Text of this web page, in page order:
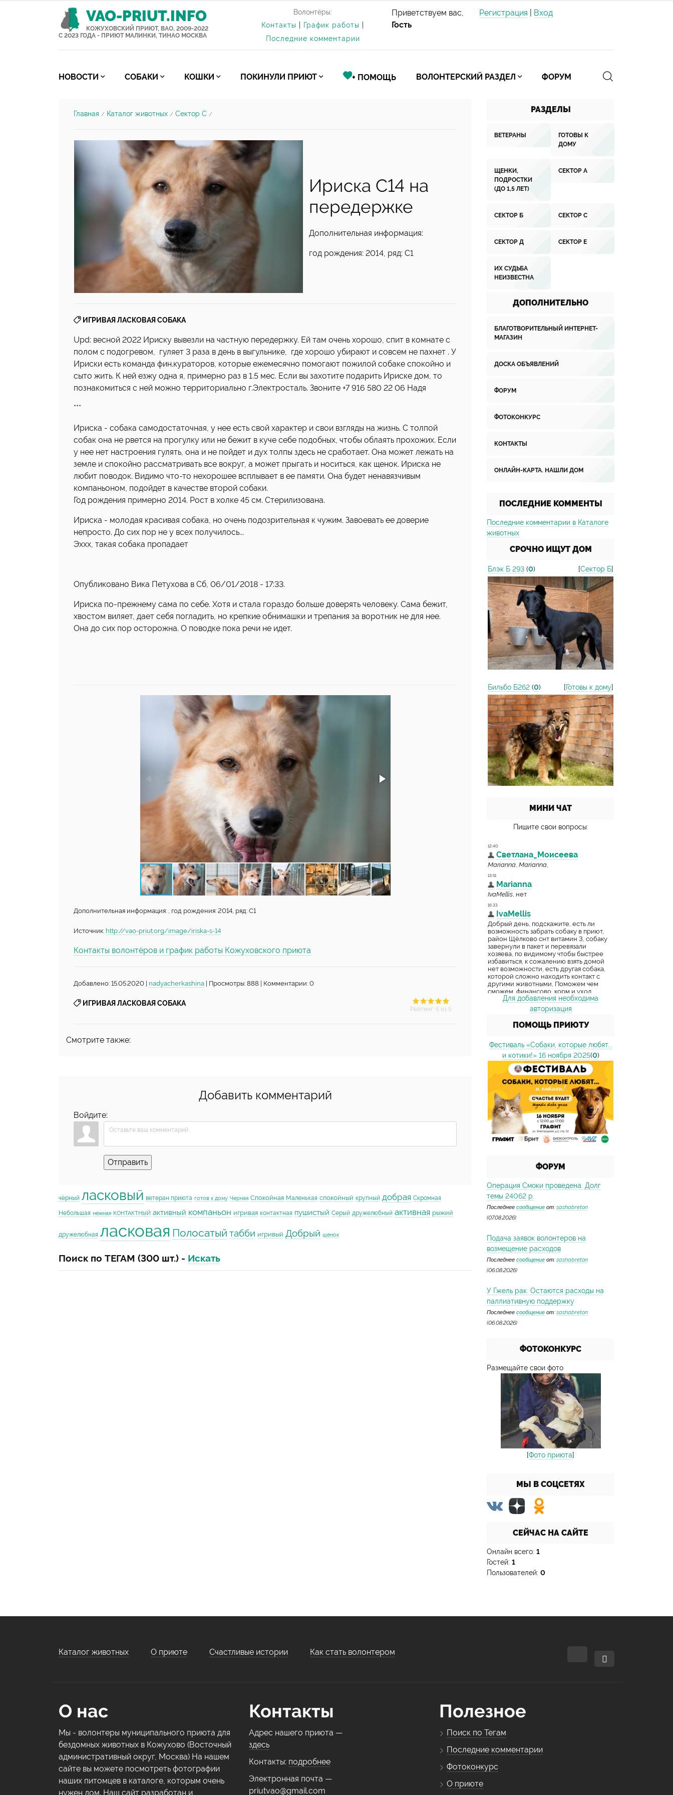
VAO-PRIUT.INFO
КОЖУХОВСКИЙ ПРИЮТ, ВАО, 2009-2022
С 2023 ГОДА - ПРИЮТ МАЛИНКИ, ТИНАО МОСКВА
Волонтёры:
Контакты
График работы
Последние комментарии
Приветствуем вас,
Гость
Регистрация Вход
НОВОСТИ СОБАКИ КОШКИ ПОКИНУЛИ ПРИЮТ + ПОМОЩЬ ВОЛОНТЕРСКИЙ РАЗДЕЛ ФОРУМ
Главная / Каталог животных / Сектор С /
Ириска С14 на
передержке
Дополнительная информация:
год рождения: 2014, ряд: С1
ИГРИВАЯ ЛАСКОВАЯ СОБАКА
Upd: весной 2022 Ириску вывезли на частную передержку. Ей там очень хорошо, спит в комнате с
полом с подогревом, гуляет 3 раза в день в выгульнике, где хорошо убирают и совсем не пахнет . У
Ириски есть команда фин.кураторов, которые ежемесячно помогают пожилой собаке спокойно и
сыто жить. К ней езжу одна я, примерно раз в 1.5 мес. Если вы захотите подарить Ириске дом, то
познакомиться с ней можно территориально г.Электросталь. Звоните +7 916 580 22 06 Надя
***
Ириска - собака самодостаточная, у нее есть свой характер и свои взгляды на жизнь. С толпой
собак она не рвется на прогулку или не бежит в куче себе подобных, чтобы облаять прохожих. Если
у нее нет настроения гулять, она и не пойдет и дух толпы здесь не сработает. Она может лежать на
земле и спокойно рассматривать все вокруг, а может прыгать и носиться, как щенок. Ириска не
любит поводок. Видимо что-то нехорошее всплывает в ее памяти. Она будет ненавязчивым
компаньоном, подойдет в качестве второй собаки.
Год рождения примерно 2014. Рост в холке 45 см. Стерилизована.
Ириска - молодая красивая собака, но очень подозрительная к чужим. Завоевать ее доверие
непросто. До сих пор не у всех получилось...
Эххх, такая собака пропадает
Опубликовано Вика Петухова в Сб, 06/01/2018 - 17:33.
Ириска по-прежнему сама по себе. Хотя и стала гораздо больше доверять человеку. Сама бежит,
хвостом виляет, дает себя погладить, но крепкие обнимашки и трепания за воротник не для нее.
Она до сих пор осторожна. О поводке пока речи не идет.
Дополнительная информация: , год рождения: 2014, ряд: С1
Источник: http://vao-priut.org/image/iriska-s-14
Контакты волонтёров и график работы Кожуховского приюта
Добавлено: 15.05.2020 | nadyacherkashina | Просмотры: 888 | Комментарии: 0
ИГРИВАЯ ЛАСКОВАЯ СОБАКА
Рейтинг 5 из 5
Смотрите также:
Добавить комментарий
Войдите:
Отправить
чёрный ласковый ветеран приюта готов к дому Черная Спокойная Маленькая спокойный крупный добрая Скромная
Небольшая нежная КОНТАКТНЫЙ активный компаньон игривая контактная пушистый Серый дружелюбный активная рыжий
дружелюбная ласковая Полосатый табби игривый Добрый щенок
Поиск по ТЕГАМ (300 шт.) - Искать
РАЗДЕЛЫ
ВЕТЕРАНЫ
ГОТОВЫ К
ДОМУ
ЩЕНКИ,
ПОДРОСТКИ
(ДО 1,5 ЛЕТ)
СЕКТОР А
СЕКТОР Б СЕКТОР С
СЕКТОР Д СЕКТОР Е
ИХ СУДЬБА
НЕИЗВЕСТНА
ДОПОЛНИТЕЛЬНО
БЛАГОТВОРИТЕЛЬНЫЙ ИНТЕРНЕТ-
МАГАЗИН
ДОСКА ОБЪЯВЛЕНИЙ
ФОРУМ
ФОТОКОНКУРС
КОНТАКТЫ
ОНЛАЙН-КАРТА. НАШЛИ ДОМ
ПОСЛЕДНИЕ КОММЕНТЫ
Последние комментарии в Каталоге
животных
СРОЧНО ИЩУТ ДОМ
Блэк Б 293 (0) [Сектор Б]
Бильбо Б262 (0) [Готовы к дому]
МИНИ ЧАТ
Пишите свои вопросы:
Для добавления необходима
авторизация
ПОМОЩЬ ПРИЮТУ
Фестиваль «Собаки, которые любят...
и котики!» 16 ноября 2025(0)
ФОРУМ
Операция Смоки проведена. Долг
темы 24062 р.
Последнее сообщение от: sashabreton
(07.08.2026)
Подача заявок волонтеров на
возмещение расходов
Последнее сообщение от: sashabreton
(06.08.2026)
У Гжель рак. Остаются расходы на
паллиативную поддержку
Последнее сообщение от: sashabreton
(06.08.2026)
ФОТОКОНКУРС
Размещайте свои фото
[Фото приюта]
МЫ В СОЦСЕТЯХ
СЕЙЧАС НА САЙТЕ
Онлайн всего: 1
Гостей: 1
Пользователей: 0
Каталог животных О приюте Счастливые истории Как стать волонтером
О нас
Мы - волонтеры муниципального приюта для
бездомных животных в Кожухово (Восточный
административный округ, Москва) На нашем
сайте вы можете посмотреть фотографии
наших питомцев в каталоге, которым очень
нужен дом. Наш сайт разработан и
Контакты
Адрес нашего приюта —
здесь
Контакты: подробнее
Электронная почта —
priutvao@gmail.com
Полезное
Поиск по Тегам
Последние комментарии
Фотоконкурс
О приюте